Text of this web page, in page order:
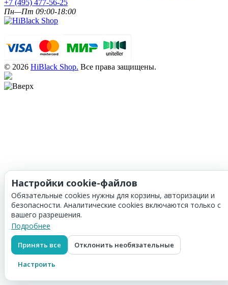
+7 (495) 477-56-25
Пн—Пт 09:00-18:00
© 2026 HiBlack Shop. Все права защищены.
Настройки cookie-файлов
Обязательные cookies нужны для корзины, авторизации и
безопасности. Аналитические cookies включаются только с
вашего разрешения.
Подробнее
Принять все Отклонить необязательные
Настроить